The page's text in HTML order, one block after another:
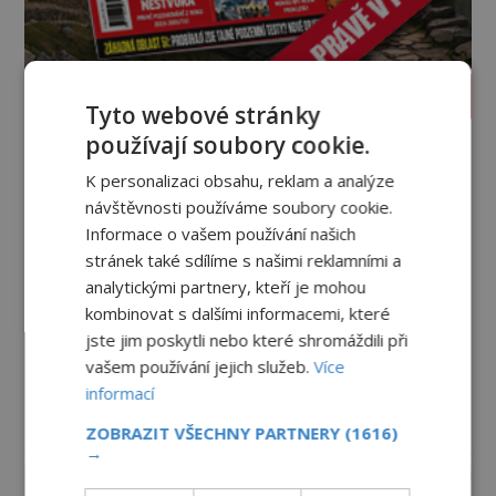
reklama
Tyto webové stránky
používají soubory cookie.
K personalizaci obsahu, reklam a analýze
návštěvnosti používáme soubory cookie.
Informace o vašem používání našich
stránek také sdílíme s našimi reklamními a
analytickými partnery, kteří je mohou
kombinovat s dalšími informacemi, které
jste jim poskytli nebo které shromáždili při
vašem používání jejich služeb.Více
informací
ZOBRAZIT VŠECHNY PARTNERY (1616)
→